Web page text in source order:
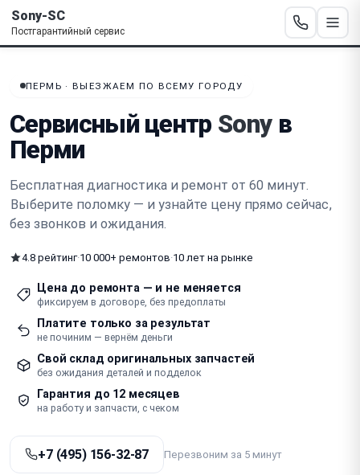
Sony-SC
Постгарантийный сервис
ПЕРМЬ · ВЫЕЗЖАЕМ ПО ВСЕМУ ГОРОДУ
Сервисный центр Sonyв
Перми
Бесплатная диагностика и ремонт от 60 минут.
Выберите поломку — и узнайте цену прямо сейчас,
без звонков и ожидания.
4.8 рейтинг·10 000+ ремонтов·10 лет на рынке
Цена до ремонта — и не меняется
фиксируем в договоре, без предоплаты
Платите только за результат
не починим — вернём деньги
Свой склад оригинальных запчастей
без ожидания деталей и подделок
Гарантия до 12 месяцев
на работу и запчасти, с чеком
+7 (495) 156-32-87 Перезвоним за 5 минут